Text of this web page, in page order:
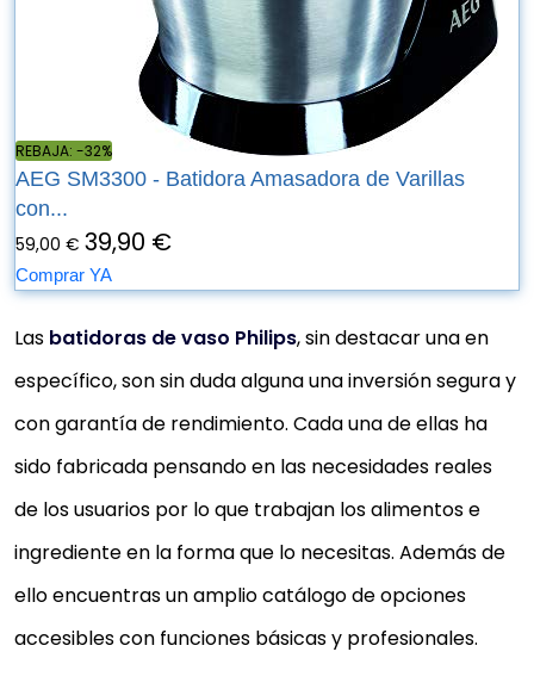
REBAJA: -32%
AEG SM3300 - Batidora Amasadora de Varillas
con...
59,00 € 39,90 €
Comprar YA
Las batidoras de vaso Philips, sin destacar una en
específico, son sin duda alguna una inversión segura y
con garantía de rendimiento. Cada una de ellas ha
sido fabricada pensando en las necesidades reales
de los usuarios por lo que trabajan los alimentos e
ingrediente en la forma que lo necesitas. Además de
ello encuentras un amplio catálogo de opciones
accesibles con funciones básicas y profesionales.